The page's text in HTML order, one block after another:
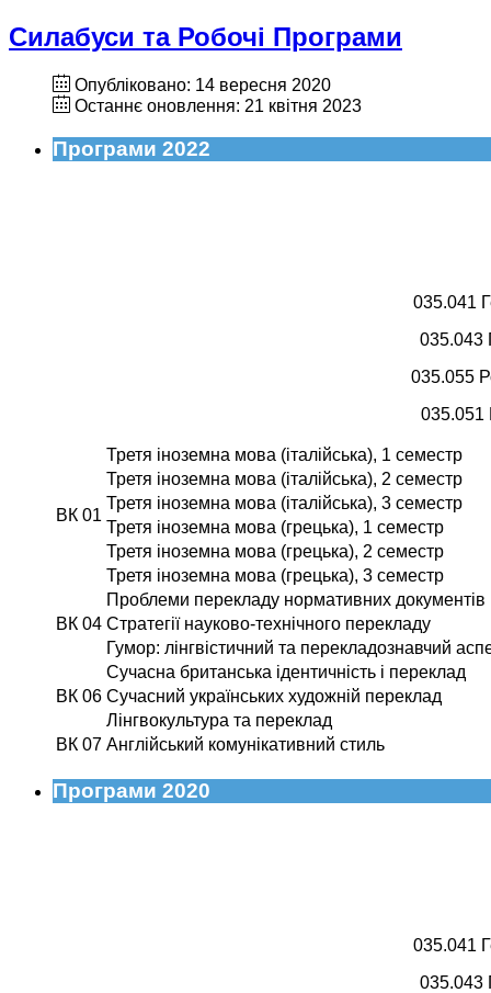
Силабуси та Робочі Програми
Опубліковано: 14 вересня 2020
Останнє оновлення: 21 квітня 2023
Програми 2022
035.041
035.043
035.055
035.051
ВК 01
Третя іноземна мова (італійська), 1 семестр
Третя іноземна мова (італійська), 2 семестр
Третя іноземна мова (італійська), 3 семестр
Третя іноземна мова (грецька), 1 семестр
Третя іноземна мова (грецька), 2 семестр
Третя іноземна мова (грецька), 3 семестр
ВК 04
Проблеми перекладу нормативних документів
Стратегії науково-технічного перекладу
Гумор: лінгвістичний та перекладознавчий
ВК 06
Сучасна британська ідентичність і переклад
Сучасний українських художній переклад
Лінгвокультура та переклад
ВК 07 Англійський комунікативний стиль
Програми 2020
035.041
035.043